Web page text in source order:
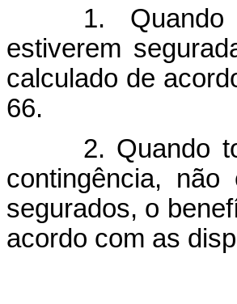
1. Quando
estiverem
calculado de
66.
2. Quando
contingência, não
segurados, o
acordo com as